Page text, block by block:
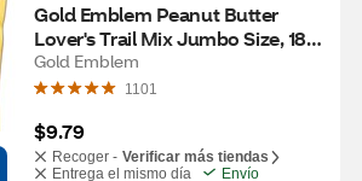
Gold Emblem Peanut Butter
Lover's Trail Mix Jumbo Size, 18
oz
Gold Emblem
1101
$9.79
Recoger - Verificar más tiendas
Entrega el mismo día
Envío